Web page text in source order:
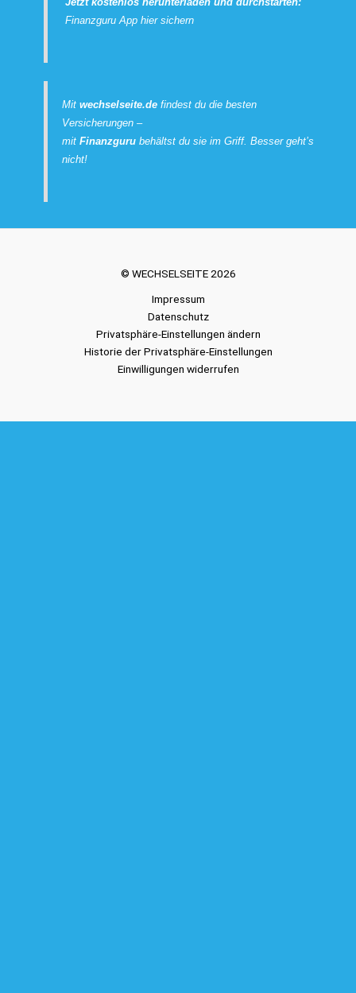
Finanzguru App hier sichern
Mitwechselseite.de findest du die besten
Versicherungen –
mitFinanzguru behältst du sie im Griff. Besser geht’s
nicht!
© WECHSELSEITE 2026
Impressum
Datenschutz
Privatsphäre-Einstellungen ändern
Historie der Privatsphäre-Einstellungen
Einwilligungen widerrufen